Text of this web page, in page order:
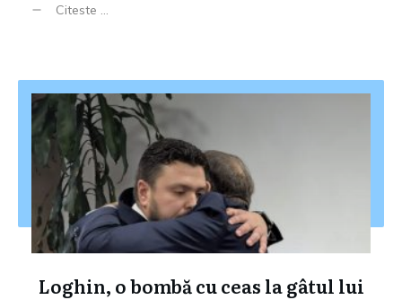
Citeste ...
Loghin, o bombă cu ceas la gâtul lui